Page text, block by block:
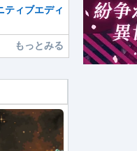
ティブエディ
もっとみる